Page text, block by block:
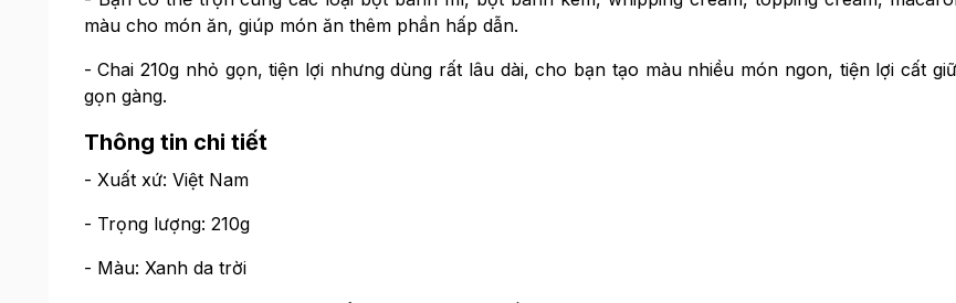
màu cho món ăn, giúp món ăn thêm phần hấp dẫn.
- Chai 210g nhỏ gọn, tiện lợi nhưng dùng rất lâu dài, cho bạn tạo màu nhiều món ngon, tiện lợi cất
gọn gàng.
Thông tin chi tiết
- Xuất xứ: Việt Nam
- Trọng lượng: 210g
- Màu: Xanh da trời